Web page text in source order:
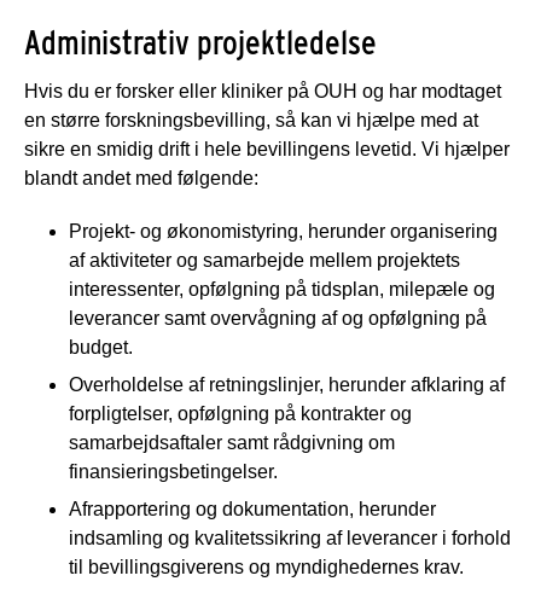
Administrativ projektledelse
Hvis du er forsker eller kliniker på OUH og har modtaget
en større forskningsbevilling, så kan vi hjælpe med at
sikre en smidig drift i hele bevillingens levetid. Vi hjælper
blandt andet med følgende:
Projekt- og økonomistyring, herunder organisering
af aktiviteter og samarbejde mellem projektets
interessenter, opfølgning på tidsplan, milepæle og
leverancer samt overvågning af og opfølgning på
budget.
Overholdelse af retningslinjer, herunder afklaring af
forpligtelser, opfølgning på kontrakter og
samarbejdsaftaler samt rådgivning om
finansieringsbetingelser.
Afrapportering og dokumentation, herunder
indsamling og kvalitetssikring af leverancer i forhold
til bevillingsgiverens og myndighedernes krav.